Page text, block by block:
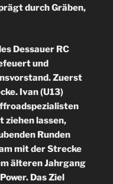
durch Gräben,
Dessauer RC
und
Zuerst
Ivan (U13)
ziehen lassen,
Runden
mit der Strecke
älteren Jahrgang
Das Ziel